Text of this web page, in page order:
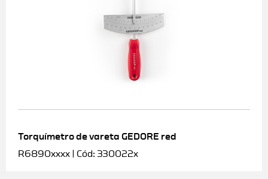
Torquímetro de vareta GEDORE red
R6890xxxx | Cód: 330022x